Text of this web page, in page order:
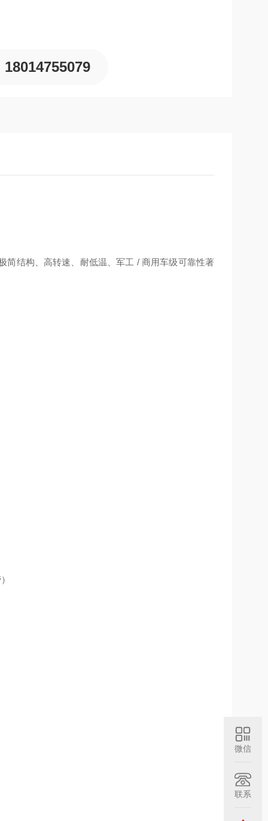
18014755079
简结构、高转速、耐低温、军工 / 商用车级可靠性著
微信
联系